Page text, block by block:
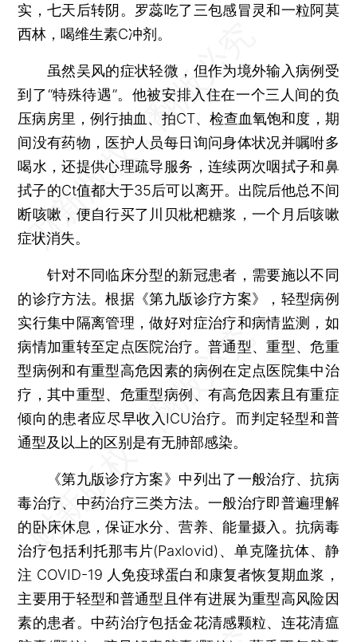
实，七天后转阴。罗蕊吃了三包感冒灵和一粒阿莫
西林，喝维生素C冲剂。
虽然吴风的症状轻微，但作为境外输入病例受
到了“特殊待遇”。他被安排入住在一个三人间的负
压病房里，例行抽血、拍CT、检查血氧饱和度，期
间没有药物，医护人员每日询问身体状况并嘱咐多
喝水，还提供心理疏导服务，连续两次咽拭子和鼻
拭子的Ct值都大于35后可以离开。出院后他总不间
断咳嗽，便自行买了川贝枇杷糖浆，一个月后咳嗽
症状消失。
针对不同临床分型的新冠患者，需要施以不同
的诊疗方法。根据《第九版诊疗方案》，轻型病例
实行集中隔离管理，做好对症治疗和病情监测，如
病情加重转至定点医院治疗。普通型、重型、危重
型病例和有重型高危因素的病例在定点医院集中治
疗，其中重型、危重型病例、有高危因素且有重症
倾向的患者应尽早收入ICU治疗。而判定轻型和普
通型及以上的区别是有无肺部感染。
《第九版诊疗方案》中列出了一般治疗、抗病
毒治疗、中药治疗三类方法。一般治疗即普遍理解
的卧床休息，保证水分、营养、能量摄入。抗病毒
治疗包括利托那韦片(Paxlovid)、单克隆抗体、静
注 COVID-19 人免疫球蛋白和康复者恢复期血浆，
主要用于轻型和普通型且伴有进展为重型高风险因
素的患者。中药治疗包括金花清感颗粒、连花清瘟